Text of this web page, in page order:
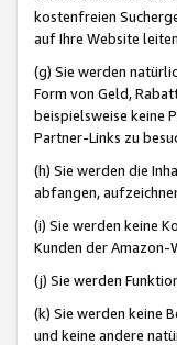
kostenfreien
auf Ihre Website
(g) Sie werden
Form von Geld,
beispielsweise keine
Partner-Links zu
(h) Sie werden die
abfangen,
(i) Sie werden keine
Kunden der Amazon-
(j) Sie werden
(k) Sie werden keine
und keine andere